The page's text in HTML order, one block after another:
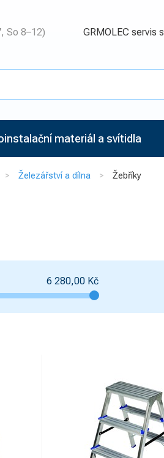
So 8–12) GRMOLEC servis
materiál a svítidla
Železářství a dílna Žebříky
6 280,00 Kč